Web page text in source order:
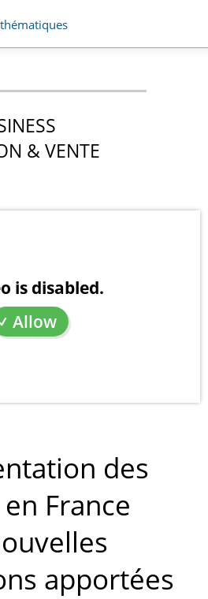
& VENTE
is disabled.
Allow
des
France
apportées